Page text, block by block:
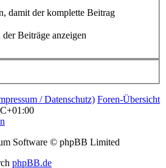
damit der komplette Beitrag
der Beiträge anzeigen
/ Datenschutz) Foren-Übersicht
Software © phpBB Limited
phpBB.de